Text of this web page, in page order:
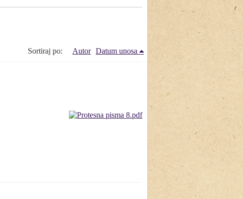
Sortiraj po: Autor Datum unosa